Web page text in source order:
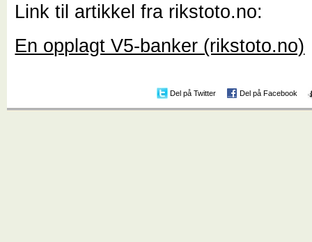
Link til artikkel fra rikstoto.no:
En opplagt V5-banker (rikstoto.no)
Del på Twitter Del på Facebook